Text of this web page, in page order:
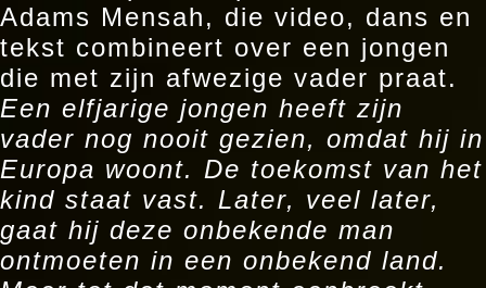
Adams Mensah, die video, dans en
tekst combineert over een jongen
die met zijn afwezige vader praat.
Een elfjarige jongen heeft zijn
vader nog nooit gezien, omdat hij in
Europa woont. De toekomst van het
kind staat vast. Later, veel later,
gaat hij deze onbekende man
ontmoeten in een onbekend land.